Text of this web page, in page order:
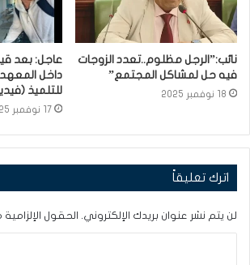
نائب:”الرجل مظلوم..تعدد الزوجات
فيه حل لمشاكل المجتمع”
18 نوفمبر 2025
عاجل: بعد
داخل
للتلميذ
17 نوفمبر 2025
اترك تعليقاً
لن يتم نشر عنوان بريدك الإلكتروني. الحقول الإلزامية